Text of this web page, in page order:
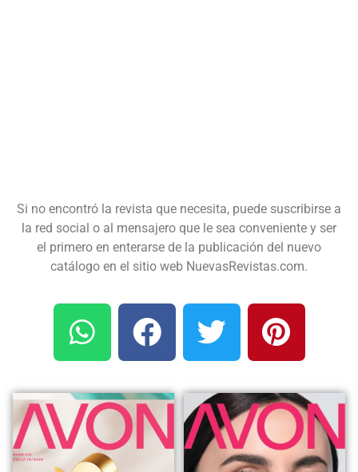
Si no encontró la revista que necesita, puede suscribirse a
la red social o al mensajero que le sea conveniente y ser
el primero en enterarse de la publicación del nuevo
catálogo en el sitio web NuevasRevistas.com.